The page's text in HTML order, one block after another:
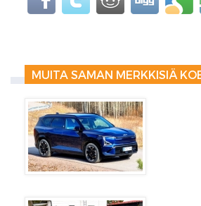
MUITA SAMAN MERKKISIÄ